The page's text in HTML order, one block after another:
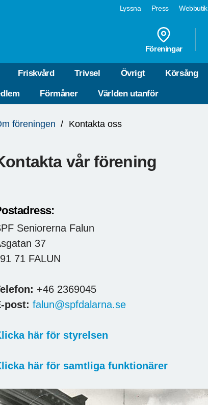
Lyssna Press Webbutik
Föreningar
Friskvård Trivsel Övrigt Körsång
Förmåner Världen utanför
föreningen Kontakta oss
vår förening
Seniorerna Falun
37
71 FALUN
+46 2369045
post: falun@spfdalarna.se
här för styrelsen
här för samtliga funktionärer